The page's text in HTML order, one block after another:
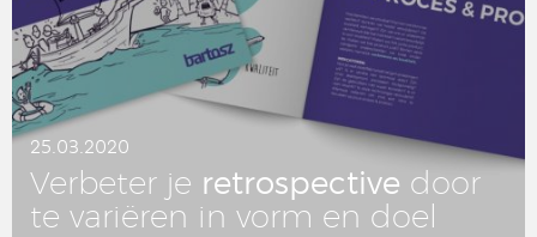
25.03.2020
Ver­be­ter je re­tro­spec­ti­ve door
te variëren in vorm en doel